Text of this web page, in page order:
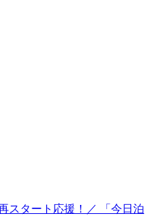
スタート応援！／ 「今日泊